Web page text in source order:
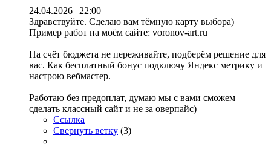
24.04.2026 | 22:00
Здравствуйте. Сделаю вам тёмную карту выбора)
Пример работ на моём сайте: voronov-art.ru
На счёт бюджета не переживайте, подберём решение для
вас. Как бесплатный бонус подключу Яндекс метрику и
настрою вебмастер.
Работаю без предоплат, думаю мы с вами сможем
сделать классный сайт и не за оверпайс)
Ссылка
Свернуть ветку (3)